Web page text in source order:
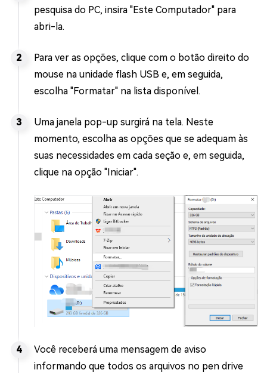
pesquisa do PC, insira "Este Computador" para
abri-la.
Para ver as opções, clique com o botão direito do
mouse na unidade flash USB e, em seguida,
escolha "Formatar" na lista disponível.
Uma janela pop-up surgirá na tela. Neste
momento, escolha as opções que se adequam às
suas necessidades em cada seção e, em seguida,
clique na opção "Iniciar".
Você receberá uma mensagem de aviso
informando que todos os arquivos no pen drive